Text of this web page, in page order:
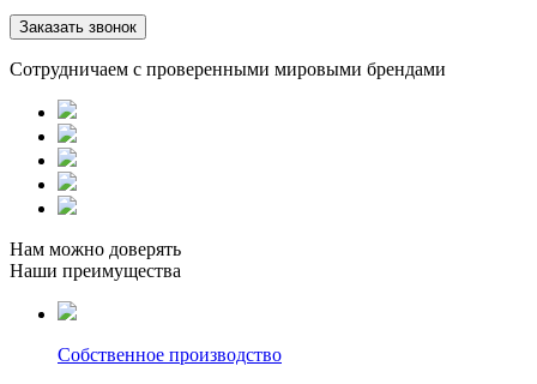
Заказать звонок
Сотрудничаем с проверенными мировыми брендами
Нам можно доверять
Наши преимущества
Собственное производство